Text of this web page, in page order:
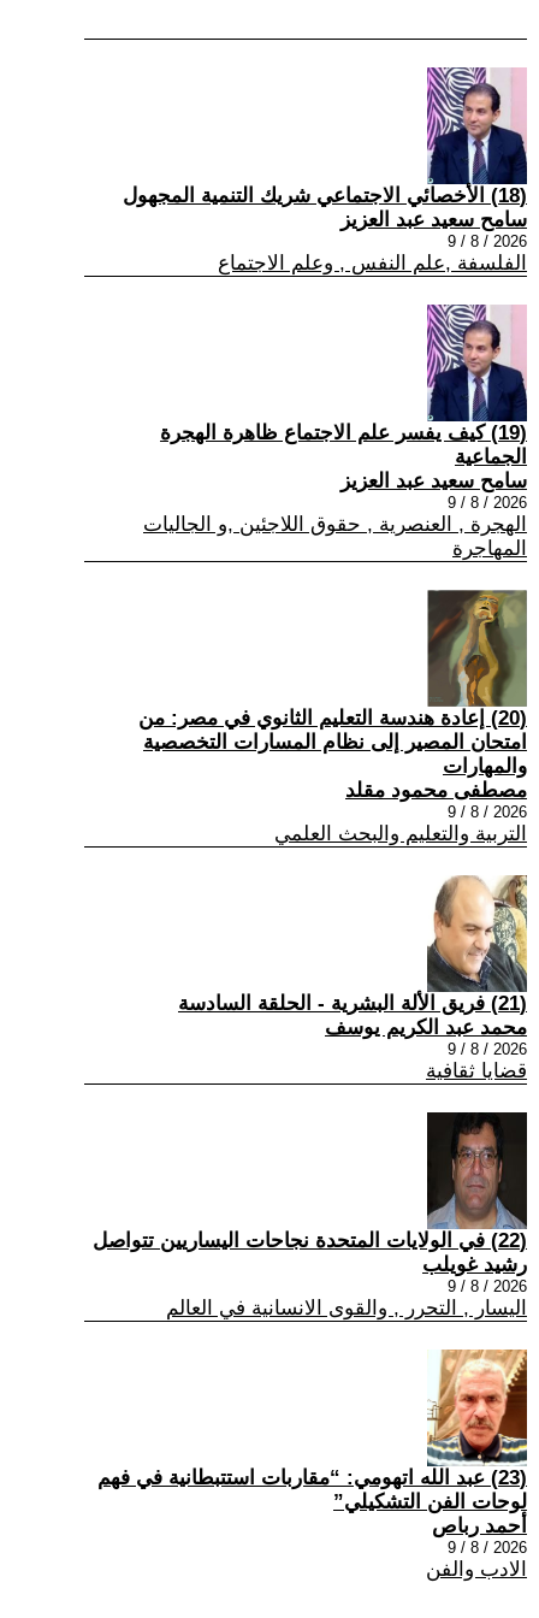
(18) الأخصائي الاجتماعي شريك التنمية المجهول
سامح سعيد عبد العزيز
2026 / 8 / 9
الفلسفة ,علم النفس , وعلم الاجتماع
(19) كيف يفسر علم الاجتماع ظاهرة الهجرة
الجماعية
سامح سعيد عبد العزيز
2026 / 8 / 9
الهجرة , العنصرية , حقوق اللاجئين ,و الجاليات
المهاجرة
(20) إعادة هندسة التعليم الثانوي في مصر: من
امتحان المصير إلى نظام المسارات التخصصية
والمهارات
مصطفى محمود مقلد
2026 / 8 / 9
التربية والتعليم والبحث العلمي
(21) فريق الألة البشرية - الحلقة السادسة
محمد عبد الكريم يوسف
2026 / 8 / 9
قضايا ثقافية
(22) في الولايات المتحدة نجاحات اليساريين تتواصل
رشيد غويلب
2026 / 8 / 9
اليسار , التحرر , والقوى الانسانية في العالم
(23) عبد الله اتهومي: “مقاربات استتبطانية في فهم
لوحات الفن التشكيلي”
أحمد رباص
2026 / 8 / 9
الادب والفن